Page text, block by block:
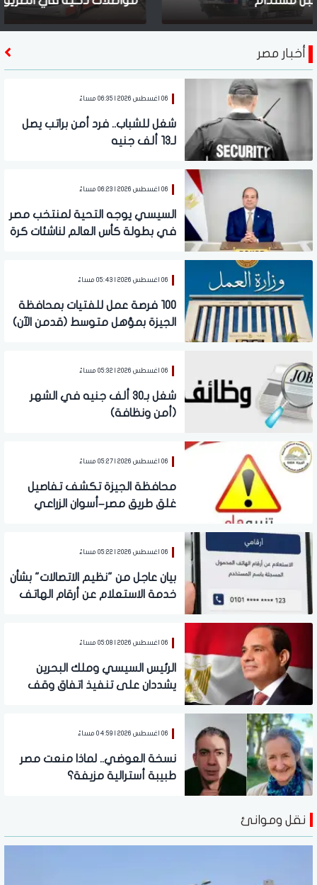
أخبار مصر
06 اغسطس 2026 | 06:35 مساءً
شغل للشباب.. فرد أمن براتب يصل
لـ13 ألف جنيه
06 اغسطس 2026 | 06:23 مساءً
السيسي يوجه التحية لمنتخب مصر
في بطولة كأس العالم لناشئات كرة
06 اغسطس 2026 | 05:43 مساءً
100 فرصة عمل للفتيات بمحافظة
الجيزة بمؤهل متوسط (قدمن الآن)
06 اغسطس 2026 | 05:32 مساءً
شغل بـ30 ألف جنيه في الشهر
(أمن ونظافة)
06 اغسطس 2026 | 05:27 مساءً
محافظة الجيزة تكشف تفاصيل
غلق طريق مصر–أسوان الزراعي
06 اغسطس 2026 | 05:22 مساءً
بيان عاجل من "نظيم الاتصالات" بشأن
خدمة الاستعلام عن أرقام الهاتف
06 اغسطس 2026 | 05:08 مساءً
الرئيس السيسي وملك البحرين
يشددان على تنفيذ اتفاق وقف
06 اغسطس 2026 | 04:59 مساءً
نسخة العوضي.. لماذا منعت مصر
طبيبة أسترالية مزيفة؟
نقل وموانئ